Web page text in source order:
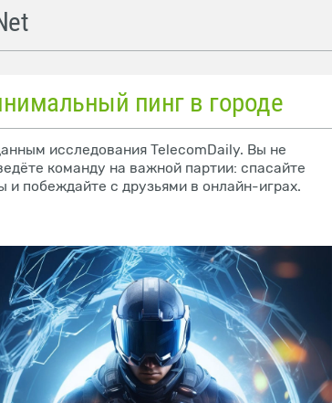
пинг в городе
исследования TelecomDaily. Вы не
команду на важной партии: спасайте
и побеждайте с друзьями в онлайн-играх.